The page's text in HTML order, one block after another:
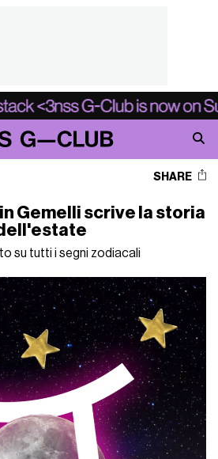
SHARE
in Gemelli scrive la storia
su tutti i segni zodiacali